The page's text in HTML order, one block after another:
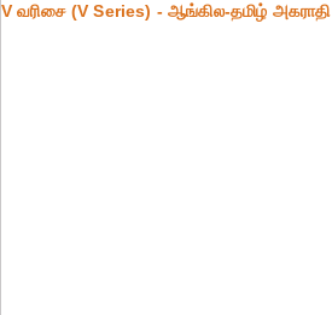
மருத்துவம்
V வரிசை (V Series) - ஆங்கில-தமிழ் அகராதி